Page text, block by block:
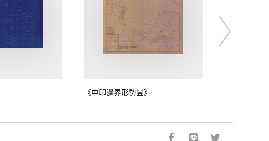
《中印邊界形勢圖》